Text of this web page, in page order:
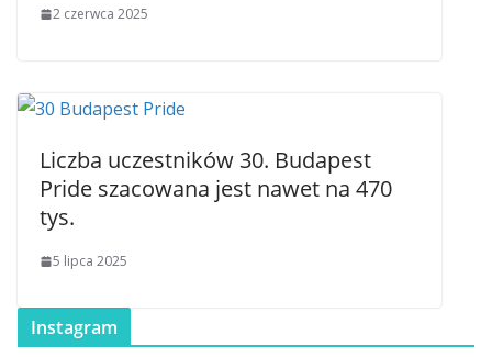
2 czerwca 2025
Liczba uczestników 30. Budapest
Pride szacowana jest nawet na 470
tys.
5 lipca 2025
Instagram